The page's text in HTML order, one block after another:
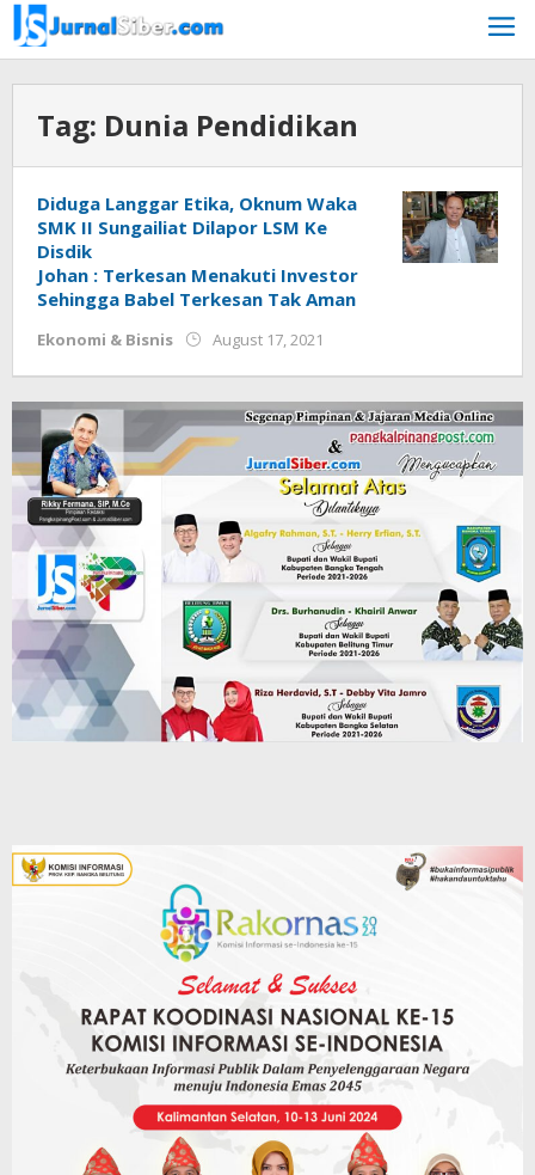
Skip
to
content
Tag: Dunia Pendidikan
Diduga Langgar Etika, Oknum Waka
SMK II Sungailiat Dilapor LSM Ke
Disdik
Johan : Terkesan Menakuti Investor
Sehingga Babel Terkesan Tak Aman
Ekonomi & Bisnis August 17, 2021